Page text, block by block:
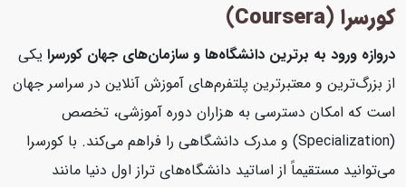
کورسرا (Coursera)
دروازه ورود به برترین دانشگاه‌ها و سازمان‌های جهان کورسرایکی
از بزرگ‌ترین و معتبرترین پلتفرم‌های آموزش آنلاین در سراسر جهان
است که امکان دسترسی به هزاران دوره آموزشی، تخصص
(Specialization) و مدرک دانشگاهی را فراهم می‌کند. با کورسرا
می‌توانید مستقیماً از اساتید دانشگاه‌های تراز اول دنیا مانند